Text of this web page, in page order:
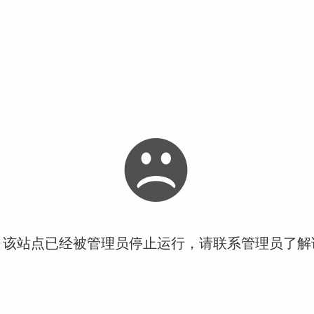
站点已经被管理员停止运行，请联系管理员了